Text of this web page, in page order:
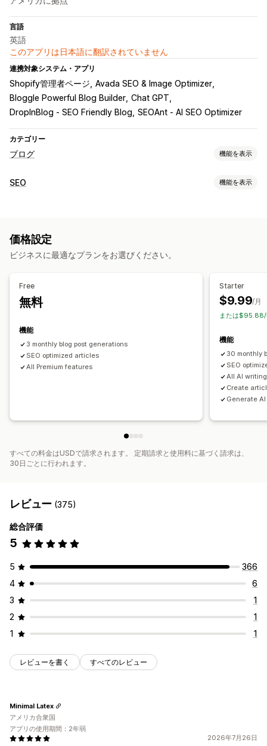
言語
英語
このアプリは日本語に翻訳されていません
連携対象システム・アプリ
Shopify管理者ページ Avada SEO & Image Optimizer
Bloggle Powerful Blog Builder Chat GPT
DropInBlog ‑ SEO Friendly Blog SEOAnt ‑ AI SEO Optimizer
カテゴリー
ブログ 機能を表示
コンテンツ作成
キーワード最適化
SEO 機能を表示
パフォーマンスのモニタリング
価格設定
ビジネスに最適なプランをお選びください。
Free
無料
機能
3 monthly blog post generations
SEO optimized articles
All Premium features
Starter
$9.99/月
または
機能
30 monthly
SEO
All AI
Create
Generate
すべての料金はUSDで請求されます。 定期請求と使用料に基づく請求は、
30日ごとに行われます。
レビュー (375)
総合評価
5
5
366
4
6
3
1
2
1
1
1
レビューを書く すべてのレビュー
2026年7月26日
Minimal Latex
アメリカ合衆国
アプリの使用期間：2年弱